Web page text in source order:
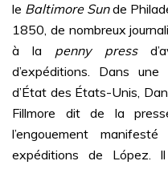
le Baltimore Sunde
1850, de nombreux
à la penny press
d’expéditions. Dans
d’État des États-Unis,
Fillmore dit de la
l’engouement
expéditions de López.